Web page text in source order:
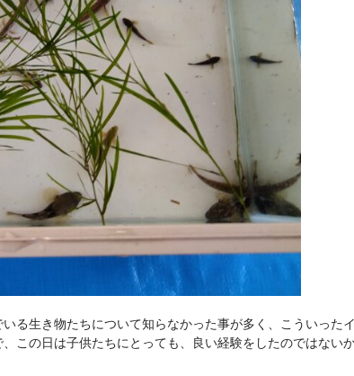
る生き物たちについて知らなかった事が多く、こういった
この日は子供たちにとっても、良い経験をしたのではない